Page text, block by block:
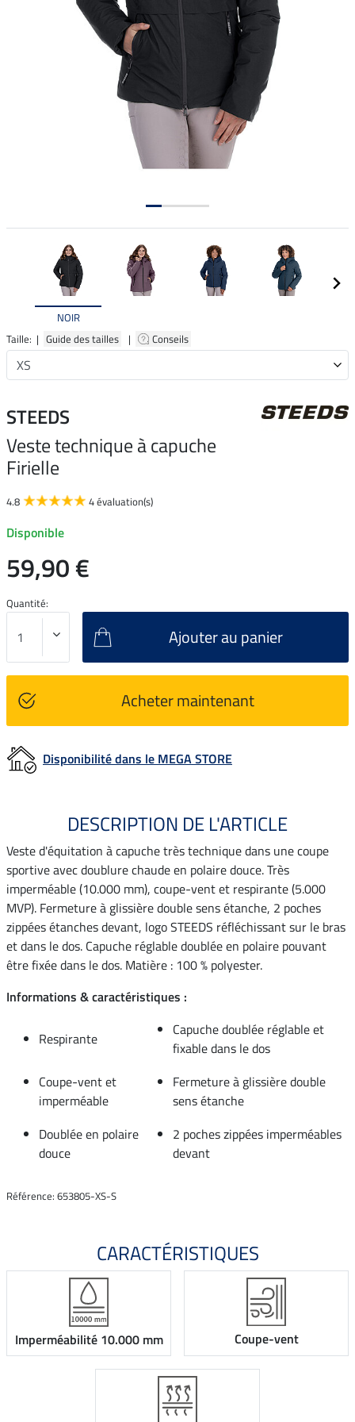
NOIR
Taille: | Guide des tailles | Conseils
STEEDS
Veste technique à capuche
Firielle
4.8 4 évaluation(s)
Disponible
59,90 €
Quantité:
Ajouter au panier
Acheter maintenant
Disponibilité dans le MEGA STORE
DESCRIPTION DE L'ARTICLE
Veste d'équitation à capuche très technique dans une coupe
sportive avec doublure chaude en polaire douce. Très
imperméable (10.000 mm), coupe-vent et respirante (5.000
MVP). Fermeture à glissière double sens étanche, 2 poches
zippées étanches devant, logo STEEDS réfléchissant sur le bras
et dans le dos. Capuche réglable doublée en polaire pouvant
être fixée dans le dos. Matière : 100 % polyester.
Informations & caractéristiques :
Respirante
Capuche doublée réglable et
fixable dans le dos
Coupe-vent et
imperméable
Fermeture à glissière double
sens étanche
Doublée en polaire
douce
2 poches zippées imperméables
devant
Référence: 653805-XS-S
CARACTÉRISTIQUES
Imperméabilité 10.000 mm Coupe-vent